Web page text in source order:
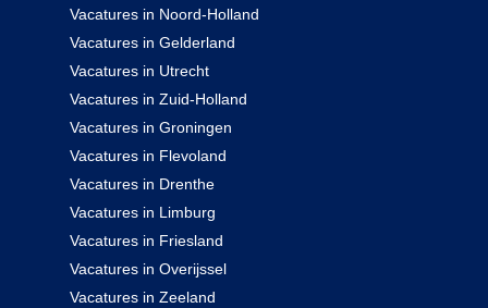
Vacatures in Noord-Holland
Vacatures in Gelderland
Vacatures in Utrecht
Vacatures in Zuid-Holland
Vacatures in Groningen
Vacatures in Flevoland
Vacatures in Drenthe
Vacatures in Limburg
Vacatures in Friesland
Vacatures in Overijssel
Vacatures in Zeeland